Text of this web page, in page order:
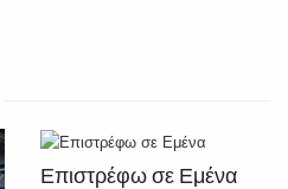
Επιστρέφω σε Εμένα